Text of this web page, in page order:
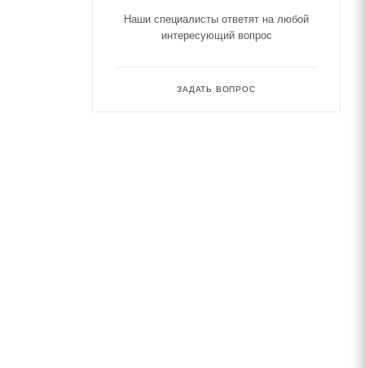
Наши специалисты ответят на любой
интересующий вопрос
ЗАДАТЬ ВОПРОС